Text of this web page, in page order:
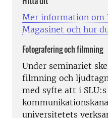
Mer information om
Magasinet och hur
Fotografering och filmning
Under seminariet
filmning och
med syfte att i
universitetets